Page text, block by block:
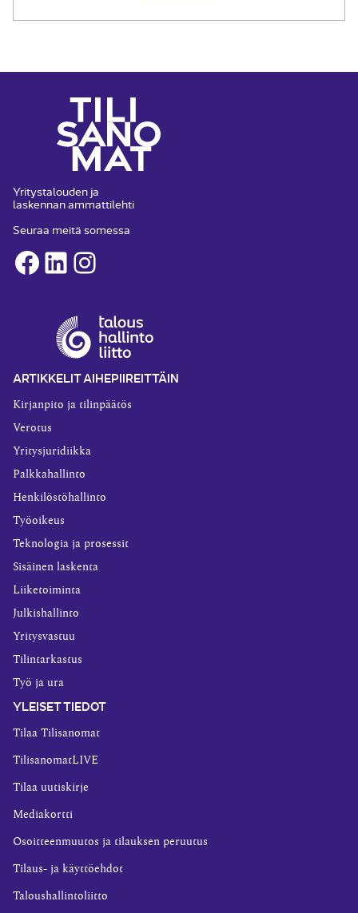
Yritystalouden ja
laskennan ammattilehti
Seuraa meitä somessa
Facebook
LinkedInInstagram
ARTIKKELIT AIHEPIIREITTÄIN
Kirjanpito ja tilinpäätös
Verotus
Yritysjuridiikka
Palkkahallinto
Henkilöstöhallinto
Työoikeus
Teknologia ja prosessit
Sisäinen laskenta
Liiketoiminta
Julkishallinto
Yritysvastuu
Tilintarkastus
Työ ja ura
YLEISET TIEDOT
Tilaa Tilisanomat
TilisanomatLIVE
Tilaa uutiskirje
Mediakortti
Osoitteenmuutos ja tilauksen peruutus
Tilaus- ja käyttöehdot
Taloushallintoliitto